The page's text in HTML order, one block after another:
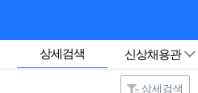
상세검색 신상채용관
상세검색